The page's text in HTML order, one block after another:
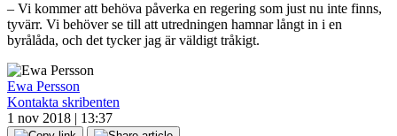
– Vi kommer att behöva påverka en regering som just nu inte finns,
tyvärr. Vi behöver se till att utredningen hamnar långt in i en
byrålåda, och det tycker jag är väldigt tråkigt.
Ewa Persson
Kontakta skribenten
1 nov 2018 | 13:37